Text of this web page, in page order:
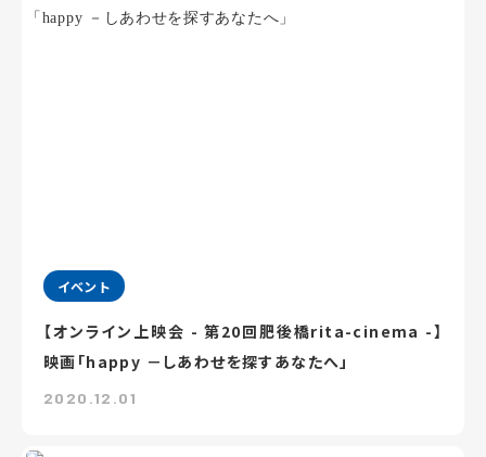
イベント
【オンライン上映会 - 第20回肥後橋rita-cinema -】
映画「happy －しあわせを探すあなたへ」
2020.12.01